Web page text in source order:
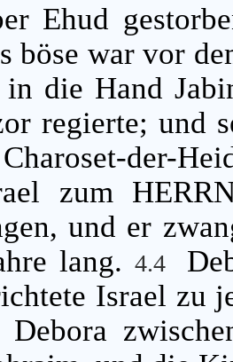
Ehud
böse war vor
die Hand
regierte; und
der-
zum
und er
lang.4.4
Israel zu
Debora